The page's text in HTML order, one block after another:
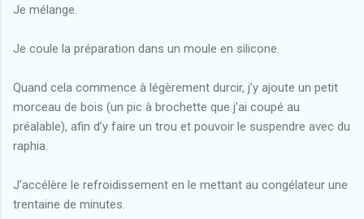
Je mélange.
Je coule la préparation dans un moule en silicone.
Quand cela commence à légèrement durcir, j’y ajoute un petit
morceau de bois (un pic à brochette que j’ai coupé au
préalable), afin d’y faire un trou et pouvoir le suspendre avec du
raphia.
J’accélère le refroidissement en le mettant au congélateur une
trentaine de minutes.